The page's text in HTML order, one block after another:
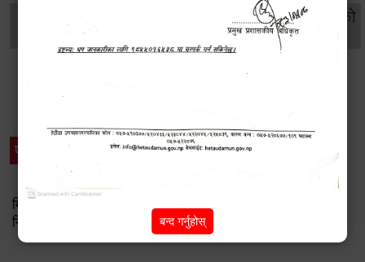
व्यक्तिगत घटना दर्ता
महिला
वातावरण
सूचनाको
प्रेस नोट
मिति २०८३ जेष्ठ १७ गते बसेको ८३औं नगर कार्यपालिकाको बैठकको
निर्णय
बन्द गर्नुहोस्